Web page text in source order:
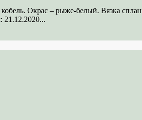
Окрас – рыже-белый. Вязка